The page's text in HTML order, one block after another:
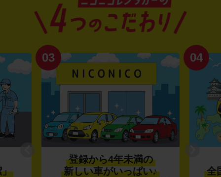
」
03
登録から4年未満の
新しい車がいっぱい♪
04
全